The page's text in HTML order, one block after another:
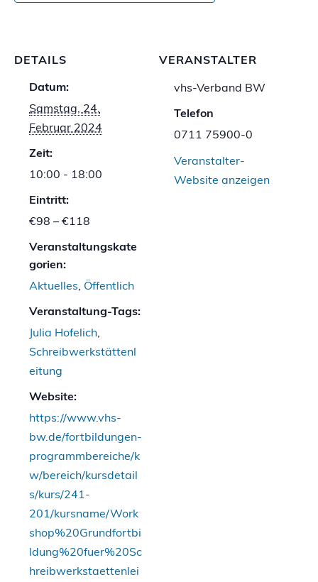
DETAILS
Datum:
Samstag, 24.
Februar 2024
Zeit:
10:00 - 18:00
Eintritt:
€98 – €118
Veranstaltungskate
gorien:
Aktuelles, Öffentlich
Veranstaltung-Tags:
Julia Hofelich,
Schreibwerkstättenl
eitung
Website:
https://www.vhs-
bw.de/fortbildungen-
programmbereiche/k
w/bereich/kursdetail
s/kurs/241-
201/kursname/Work
shop%20Grundfortbi
ldung%20fuer%20Sc
hreibwerkstaettenlei
VERANSTALTER
vhs-Verband BW
Telefon
0711 75900-0
Veranstalter-
Website anzeigen